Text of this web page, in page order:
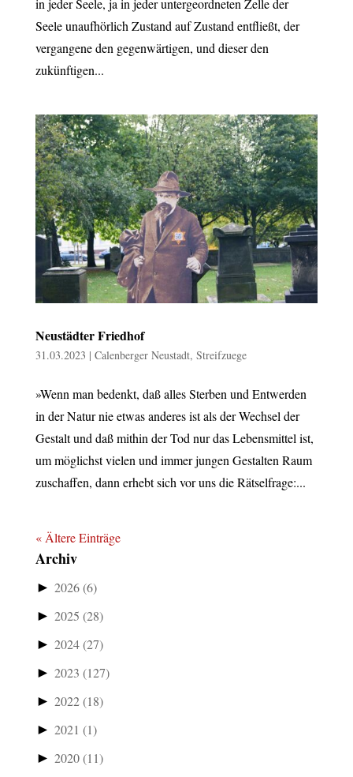
in jeder Seele, ja in jeder untergeordneten Zelle der
Seele unaufhörlich Zustand auf Zustand entfließt, der
vergangene den gegenwärtigen, und dieser den
zukünftigen...
Neustädter Friedhof
31.03.2023 | Calenberger Neustadt, Streifzuege
»Wenn man bedenkt, daß alles Sterben und Entwerden
in der Natur nie etwas anderes ist als der Wechsel der
Gestalt und daß mithin der Tod nur das Lebensmittel ist,
um möglichst vielen und immer jungen Gestalten Raum
zuschaffen, dann erhebt sich vor uns die Rätselfrage:...
« Ältere Einträge
Archiv
► 2026(6)
► 2025 (28)
► 2024(27)
► 2023 (127)
► 2022(18)
► 2021 (1)
► 2020(11)